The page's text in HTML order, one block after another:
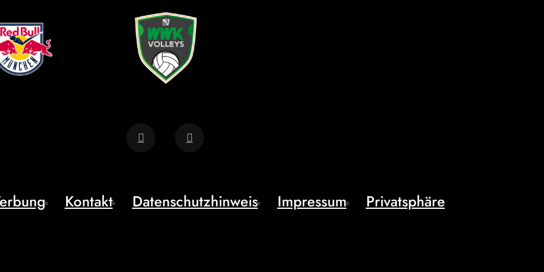
Kontakt Datenschutzhinweis Impressum Privatsphäre